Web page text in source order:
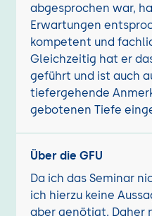
abgesprochen war,
Erwartungen
kompetent und
Gleichzeitig hat er
geführt und ist auch
tiefergehende
gebotenen Tiefe
Über die GFU
Da ich das Seminar
ich hierzu keine
aber genötigt. Daher